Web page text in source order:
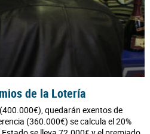
de la Lotería
quedarán exentos de
(360.000€) se calcula el 20%